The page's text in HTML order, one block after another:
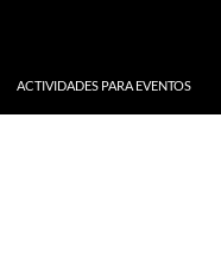
ACTIVIDADES PARA EVENTOS